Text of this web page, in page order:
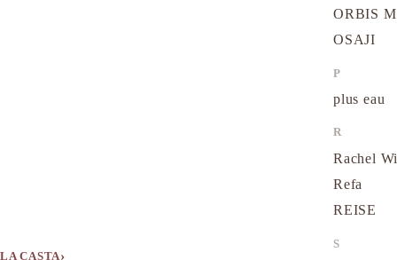
ORBIS
OSAJI
P
plus eau
R
Rachel
Refa
REISE
S
LA CASTA›